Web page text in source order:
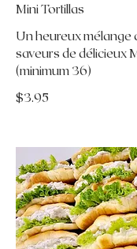
Mini Tortillas
Un heureux mélange
saveurs de délicieux
(minimum 36)
$3.95